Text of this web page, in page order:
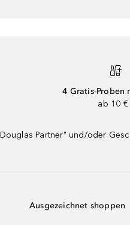
4 Gratis-Proben
ab 10 €
Partner" und/oder
Ausgezeichnet shoppen